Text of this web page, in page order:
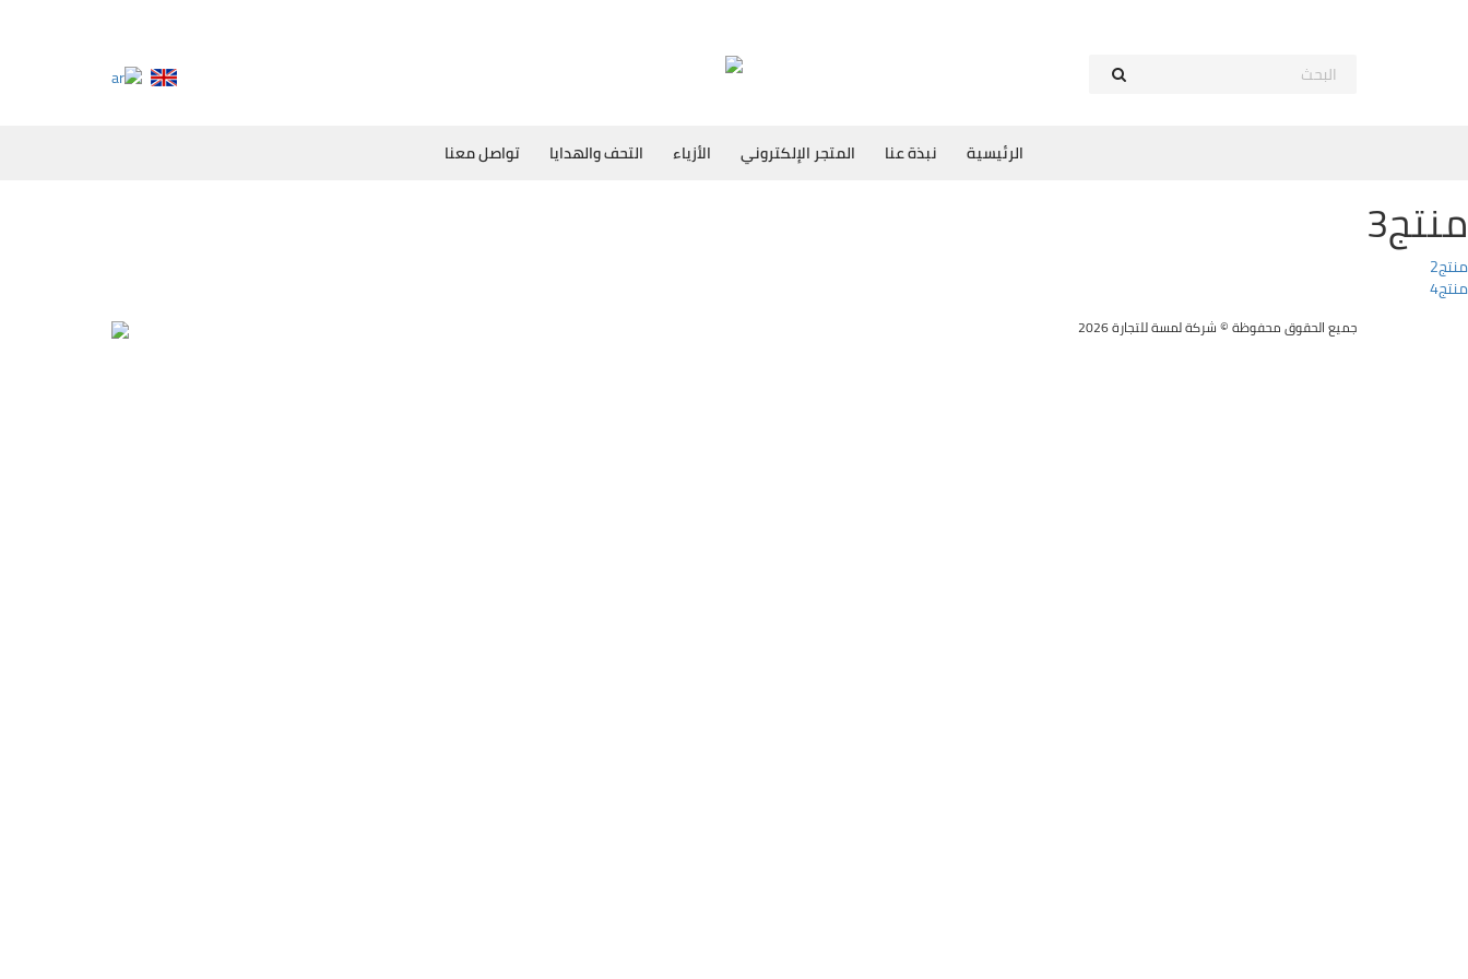
الرئيسية نبذة عنا المتجر الإلكتروني الأزياء التحف والهدايا تواصل معنا
منتج3
تصفّح
المقالات
منتج2
منتج4
جميع الحقوق محفوظة © شركة لمسة للتجارة 2026